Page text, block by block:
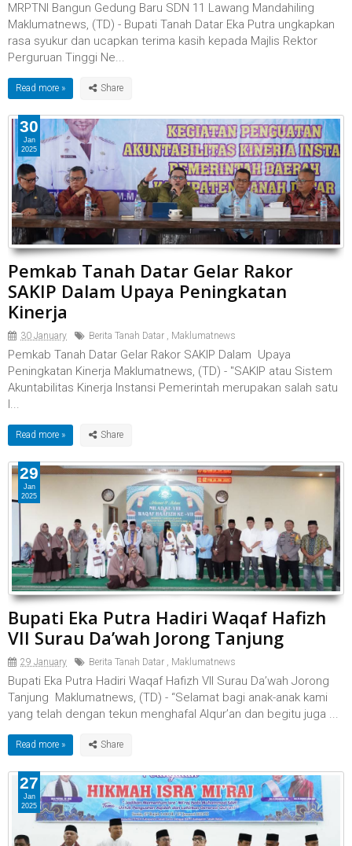
MRPTNI Bangun Gedung Baru SDN 11 Lawang Mandahiling
Maklumatnews, (TD) - Bupati Tanah Datar Eka Putra ungkapkan
rasa syukur dan ucapkan terima kasih kepada Majlis Rektor
Perguruan Tinggi Ne...
Read more »
Pemkab Tanah Datar Gelar Rakor
SAKIP Dalam Upaya Peningkatan
Kinerja
30 January Berita Tanah Datar , Maklumatnews
Pemkab Tanah Datar Gelar Rakor SAKIP Dalam Upaya
Peningkatan Kinerja Maklumatnews, (TD) - "SAKIP atau Sistem
Akuntabilitas Kinerja Instansi Pemerintah merupakan salah satu
l...
Read more »
30
Jan
2025
Bupati Eka Putra Hadiri Waqaf Hafizh
VII Surau Da’wah Jorong Tanjung
29 January Berita Tanah Datar , Maklumatnews
Bupati Eka Putra Hadiri Waqaf Hafizh VII Surau Da’wah Jorong
Tanjung Maklumatnews, (TD) - “Selamat bagi anak-anak kami
yang telah dengan tekun menghafal Alqur’an dan begitu juga ...
Read more »
29
Jan
2025
27
Jan
2025